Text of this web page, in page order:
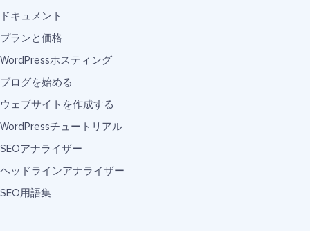
ドキュメント
プランと価格
WordPressホスティング
ブログを始める
ウェブサイトを作成する
WordPressチュートリアル
SEOアナライザー
ヘッドラインアナライザー
SEO用語集